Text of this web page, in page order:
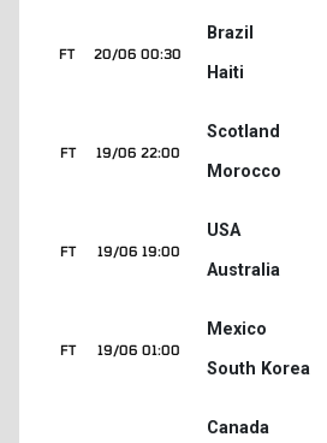
20/06 00:30
FT
Brazil
Haiti
19/06 22:00
FT
Scotland
Morocco
19/06 19:00
FT
USA
Australia
19/06 01:00
FT
Mexico
South Korea
Canada